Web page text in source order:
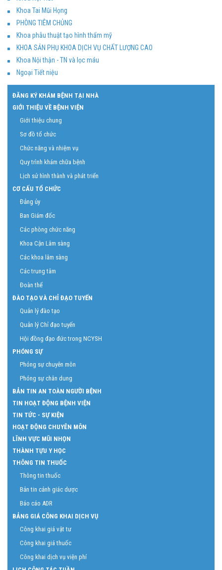
Khoa Tai Mũi Họng
PHÒNG TIÊM CHỦNG
Khoa phẫu thuật tạo hình thẩm mỹ
KHOA SẢN PHỤ KHOA DỊCH VỤ CHẤT LƯỢNG CAO
Khoa Nội thận - TN và lọc máu
Ngoại Tiết niệu
ĐĂNG KÝ KHÁM BỆNH TẠI NHÀ
GIỚI THIỆU VỀ BỆNH VIỆN
Giới thiệu chung
Sơ đồ tổ chức
Chức năng và nhiệm vụ
Quy trình khám chữa bệnh
Lịch sử hình thành và phát triển
CƠ CẤU TỔ CHỨC
Đảng ủy
Ban Giám đốc
Các phòng chức năng
Khoa Cận Lâm sàng
Các khoa lâm sàng
Các trung tâm
Đoàn thể
ĐÀO TẠO VÀ CHỈ ĐẠO TUYẾN
Quản lý đào tạo
Quản lý Chỉ đạo tuyến
Hội đồng đạo đức trong NCYSH
PHÓNG SỰ
Phóng sự chuyên môn
Phóng sự chân dung
BẢN TIN AN TOÀN NGƯỜI BỆNH
TIN HOẠT ĐỘNG BỆNH VIỆN
TIN TỨC - SỰ KIỆN
HOẠT ĐỘNG CHUYÊN MÔN
LĨNH VỰC MŨI NHỌN
THÀNH TỰU Y HỌC
THÔNG TIN THUỐC
Thông tin thuốc
Bản tin cảnh giác dược
Báo cáo ADR
BẢNG GIÁ CÔNG KHAI DỊCH VỤ
Công khai giá vật tư
Công khai giá thuốc
Công khai dịch vụ viện phí